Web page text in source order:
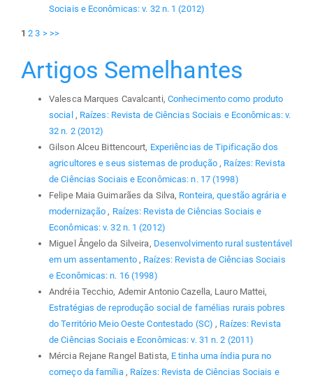
Sociais e Econômicas: v. 32 n. 1 (2012)
1 2 3 > >>
Artigos Semelhantes
Valesca Marques Cavalcanti, Conhecimento como produto
social , Raízes: Revista de Ciências Sociais e Econômicas: v.
32 n. 2 (2012)
Gilson Alceu Bittencourt, Experiências de Tipificação dos
agricultores e seus sistemas de produção, Raízes: Revista
de Ciências Sociais e Econômicas: n. 17 (1998)
Felipe Maia Guimarães da Silva, Ronteira, questão agrária e
modernização, Raízes: Revista de Ciências Sociais e
Econômicas: v. 32 n. 1 (2012)
Miguel Ângelo da Silveira, Desenvolvimento rural sustentável
em um assentamento , Raízes: Revista de Ciências Sociais
e Econômicas: n. 16 (1998)
Andréia Tecchio, Ademir Antonio Cazella, Lauro Mattei,
Estratégias de reprodução social de famélias rurais pobres
do Território Meio Oeste Contestado (SC), Raízes: Revista
de Ciências Sociais e Econômicas: v. 31 n. 2 (2011)
Mércia Rejane Rangel Batista, E tinha uma índia pura no
começo da família , Raízes: Revista de Ciências Sociais e